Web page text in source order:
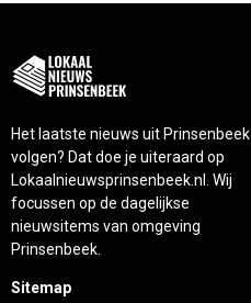
Het laatste nieuws uit Prinsenbeek
volgen? Dat doe je uiteraard op
Lokaalnieuwsprinsenbeek.nl. Wij
focussen op de dagelijkse
nieuwsitems van omgeving
Prinsenbeek.
Sitemap